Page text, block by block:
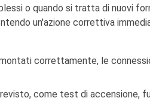
o quando si tratta di nuovi
un'azione correttiva
correttamente, le
come test di accensione,